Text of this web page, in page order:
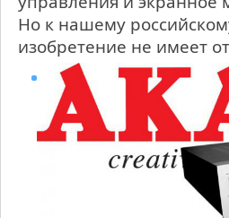
Но к нашему
изобретение не имеет